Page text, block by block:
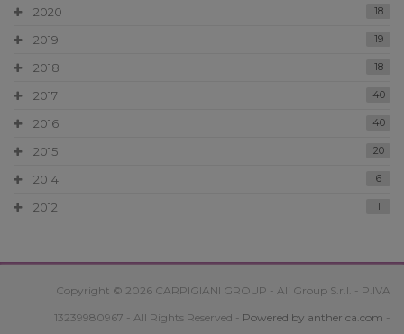
2020 18
2019 19
2018 18
2017 40
2016 40
2015 20
2014 6
2012 1
Copyright © 2026 CARPIGIANI GROUP - Ali Group S.r.l. - P.IVA
13239980967 - All Rights Reserved - Powered by antherica.com -